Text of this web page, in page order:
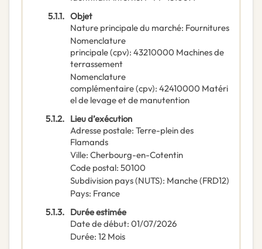
5.1.1. Objet
Nature principale du marché: Fournitures
Nomenclature
principale(cpv): 43210000 Machines de
terrassement
Nomenclature
complémentaire(cpv): 42410000 Matéri
el de levage et de manutention
5.1.2. Lieu d’exécution
Adresse postale: Terre-plein des
Flamands
Ville: Cherbourg-en-Cotentin
Code postal: 50100
Subdivision pays (NUTS): Manche(FRD12)
Pays: France
5.1.3. Durée estimée
Date de début: 01/07/2026
Durée: 12 Mois